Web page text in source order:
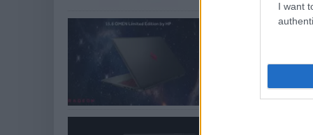
I want
Nem vall
Az AMD